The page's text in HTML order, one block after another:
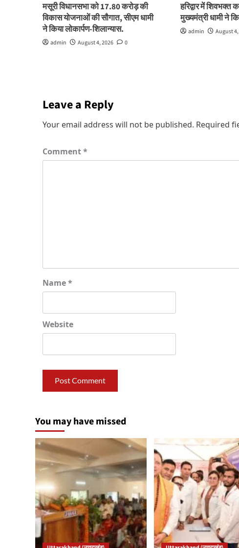
मसूरी विधानसभा को 17.80 करोड़ की
विकास योजनाओं की सौगात, सीएम धामी
ने किया लोकार्पण-शिलान्यास.
admin August 4, 2026 0
हरिद्वार में शिवभक्त
मुख्यमंत्री धामी ने
admin August
Leave a Reply
Your email address will not be published. Required
Comment*
Name*
Website
You may have missed